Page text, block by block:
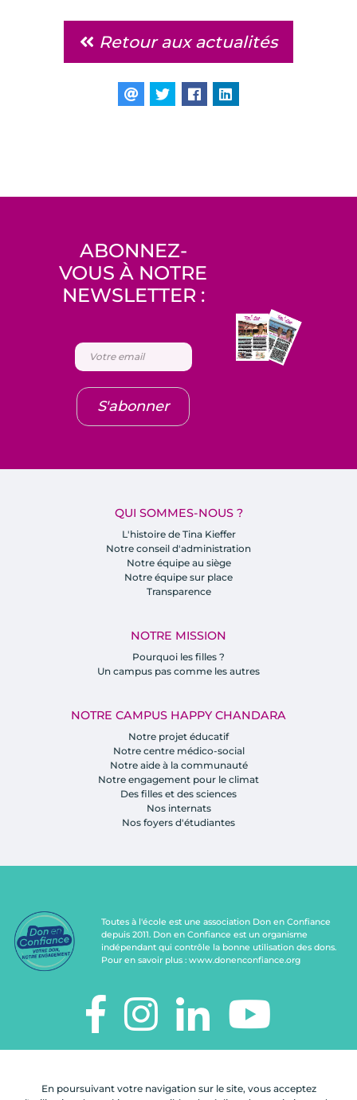
En poursuivant votre navigation sur le site, vous acceptez
Retour aux actualités
QUI SOMMES-NOUS ?
L'histoire de Tina Kieffer
Notre conseil d'administration
Notre équipe au siège
Notre équipe sur place
Transparence
NOTRE MISSION
Pourquoi les filles ?
Un campus pas comme les autres
NOTRE CAMPUS HAPPY CHANDARA
Notre projet éducatif
Notre centre médico-social
Notre aide à la communauté
Notre engagement pour le climat
Des filles et des sciences
Nos internats
Nos foyers d'étudiantes
ABONNEZ-
VOUS À NOTRE
NEWSLETTER :
S'abonner
Toutes à l'école est une association Don en Confiance
depuis 2011. Don en Confiance est un organisme
indépendant qui contrôle la bonne utilisation des dons.
Pour en savoir plus : www.donenconfiance.org
92100 Boulogne-Billancourt